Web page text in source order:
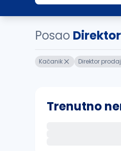
Posao
Kačanik Direktor
Trenutno